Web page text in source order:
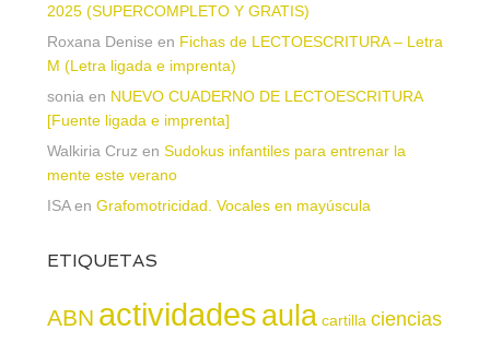
2025 (SUPERCOMPLETO Y GRATIS)
Roxana Denise en Fichas de LECTOESCRITURA – Letra
M (Letra ligada e imprenta)
sonia en NUEVO CUADERNO DE LECTOESCRITURA
[Fuente ligada e imprenta]
Walkiria Cruz en Sudokus infantiles para entrenar la
mente este verano
ISAen Grafomotricidad. Vocales en mayúscula
ETIQUETAS
ABN actividadesaula cartilla ciencias